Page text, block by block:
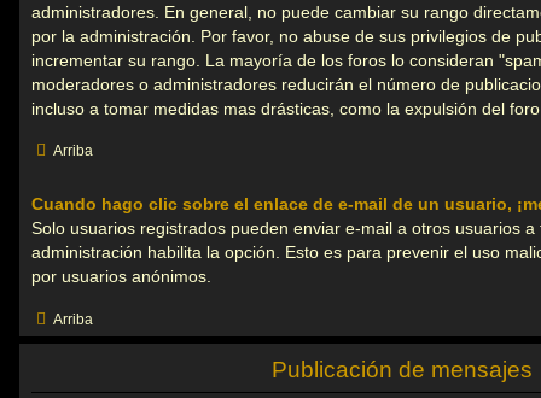
administradores. En general, no puede cambiar su rango
por la administración. Por favor, no abuse de sus privilegios de
incrementar su rango. La mayoría de los foros lo consideran
moderadores o administradores reducirán el número de
incluso a tomar medidas mas drásticas, como la expulsión del
Arriba
Cuando hago clic sobre el enlace de e-mail de un usuario,
Solo usuarios registrados pueden enviar e-mail a otros usuarios
administración habilita la opción. Esto es para prevenir el uso
por usuarios anónimos.
Arriba
Publicación de mensajes